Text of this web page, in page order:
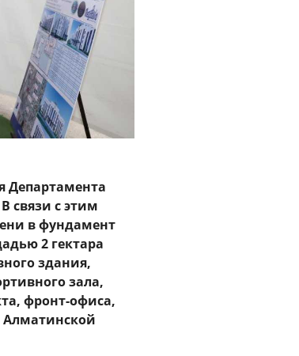
Департамента
связи с этим
в фундамент
2 гектара
здания,
зала,
фронт-офиса,
Алматинской